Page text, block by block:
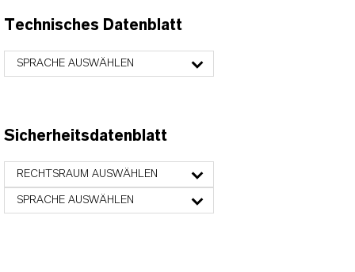
Technisches Datenblatt
SPRACHE AUSWÄHLEN
Sicherheitsdatenblatt
RECHTSRAUM AUSWÄHLEN
SPRACHE AUSWÄHLEN